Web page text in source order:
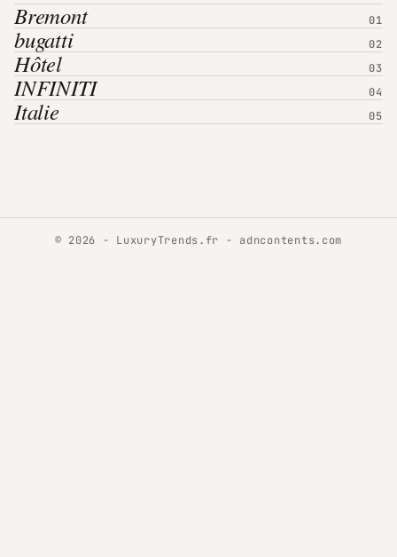
Bremont
bugatti
Hôtel
INFINITI
Italie
© 2026 - LuxuryTrends.fr - adncontents.com